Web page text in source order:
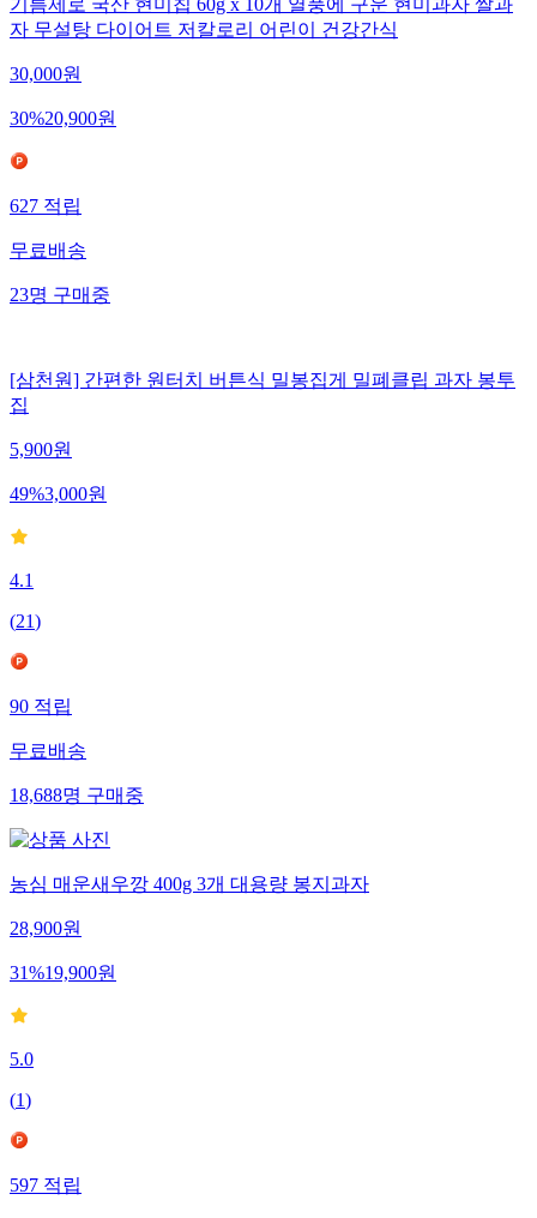
기름제로 국산 현미칩 60g x 10개 열풍에 구운 현미과자 쌀과
자 무설탕 다이어트 저칼로리 어린이 건강간식
30,000원
30%20,900원
627적립
무료배송
23명구매중
[삼천원] 간편한 원터치 버튼식 밀봉집게 밀폐클립 과자 봉투
집
5,900원
49%3,000원
4.1
(21)
90적립
무료배송
18,688명구매중
농심 매운새우깡 400g 3개 대용량 봉지과자
28,900원
31%19,900원
5.0
(1)
597적립